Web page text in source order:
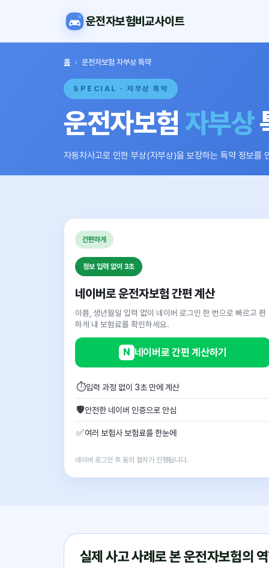
운전자보험비교사이트
홈 › 운전자보험 자부상 특약
SPECIAL · 자부상 특약
운전자보험 자부상
자동차사고로 인한 부상(자부상)을 보장하는 특약 정보를
간편하게
정보 입력 없이 3초
네이버로 운전자보험 간편 계산
이름, 생년월일 입력 없이 네이버 로그인 한 번으로 빠르고 편
하게 내 보험료를 확인하세요.
N 네이버로 간편 계산하기
⏱입력 과정 없이 3초 만에 계산
🛡안전한 네이버 인증으로 안심
✅여러 보험사 보험료를 한눈에
네이버 로그인 후 동의 절차가 진행됩니다.
실제 사고 사례로 본 운전자보험의 역